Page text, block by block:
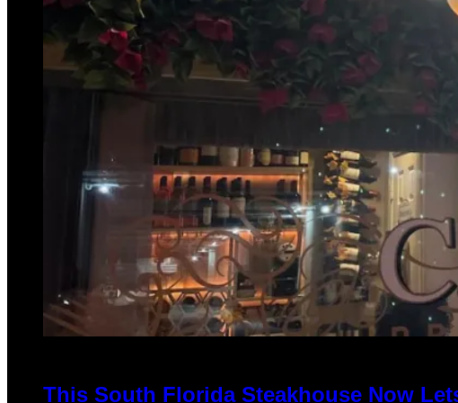
This South Florida Steakhouse Now